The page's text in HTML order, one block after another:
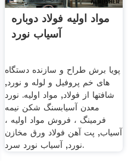
مواد اولیه فولاد دوباره
آسیاب نورد
پویا برش طراح و سازنده دستگاه
های خم پروفیل و لوله و نورد,
شافتها از فولاد, مواد اولیه. نورد
معدن آسیابسنگ شکن نیمه
فرمینگ ، فروش مواد اولیه ،
آسیاب, پت آهن فولاد ورق مخازن
نورد, آسیاب نورد سرد.